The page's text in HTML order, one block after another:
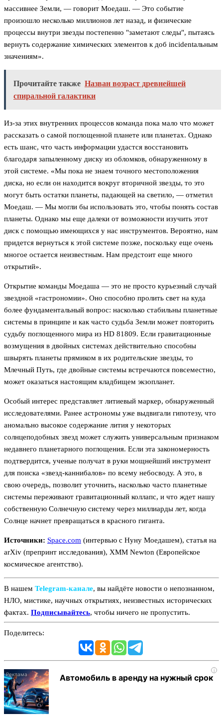
массивнее Земли, — говорит Моедаш. — Это событие
произошло несколько миллионов лет назад, и физические
процессы внутри звезды постепенно "заметают следы", пытаясь
вернуть содержание химических элементов к доб incidentальным
значениям».
Прочитайте также Назван возраст древнейшей
спиральной галактики
Из-за этих внутренних процессов команда пока мало что может
рассказать о самой поглощенной планете или планетах. Однако
есть шанс, что часть информации удастся восстановить
благодаря запыленному диску из обломков, обнаруженному в
этой системе. «Мы пока не знаем точного местоположения
диска, но если он находится вокруг вторичной звезды, то это
могут быть остатки планеты, падающей на светило, — отметил
Моедаш. — Мы могли бы использовать это, чтобы понять состав
планеты. Однако мы еще далеки от возможности изучить этот
диск с помощью имеющихся у нас инструментов. Вероятно, нам
придется вернуться к этой системе позже, поскольку еще очень
многое остается неизвестным. Нам предстоит еще много
открытий».
Открытие команды Моедаша — это не просто курьезный случай
звездной «гастрономии». Оно способно пролить свет на куда
более фундаментальный вопрос: насколько стабильны планетные
системы в принципе и как часто судьба Земли может повторить
судьбу поглощенного мира из HD 81809. Если гравитационные
возмущения в двойных системах действительно способны
швырять планеты прямиком в их родительские звезды, то
Млечный Путь, где двойные системы встречаются повсеместно,
может оказаться настоящим кладбищем экзопланет.
Особый интерес представляет литиевый маркер, обнаруженный
исследователями. Ранее астрономы уже выдвигали гипотезу, что
аномально высокое содержание лития у некоторых
солнцеподобных звезд может служить универсальным признаком
недавнего планетарного поглощения. Если эта закономерность
подтвердится, ученые получат в руки мощнейший инструмент
для поиска «звезд-каннибалов» по всему небосводу. А это, в
свою очередь, позволит уточнить, насколько часто планетные
системы переживают гравитационный коллапс, и что ждет нашу
собственную Солнечную систему через миллиарды лет, когда
Солнце начнет превращаться в красного гиганта.
Источники: Space.com (интервью с Нуну Моедашем), статья на
arXiv (препринт исследования), XMM Newton (Европейское
космическое агентство).
В нашем Telegram‑канале, вы найдёте новости о непознанном,
НЛО, мистике, научных открытиях, неизвестных исторических
фактах. Подписывайтесь, чтобы ничего не пропустить.
Поделитесь:
i
Автомобиль в аренду на нужный срок